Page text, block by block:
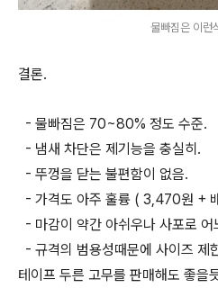
물빠짐은 이런
결론.
- 물빠짐은 70~80% 정도 수준.
- 냄새 차단은 제기능을 충실히.
- 뚜껑을 닫는 불편함이 없음.
- 가격도 아주 훌륭 ( 3,470원 +
- 마감이 약간 아쉬우나 사포로 어
- 규격의 범용성때문에 사이즈 제
테이프 두른 고무를 판매해도 좋을